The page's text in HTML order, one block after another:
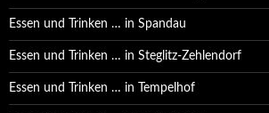
Essen und Trinken … in Spandau
Essen und Trinken … in Steglitz-Zehlendorf
Essen und Trinken … in Tempelhof